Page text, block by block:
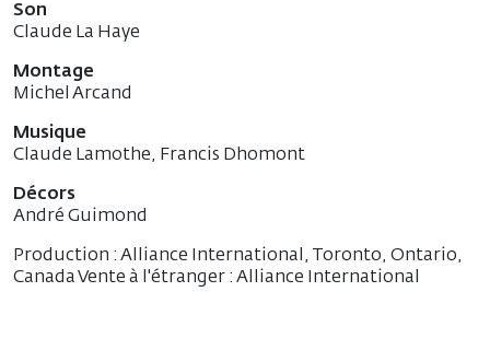
Son
Claude La Haye
Montage
Michel Arcand
Musique
Claude Lamothe, Francis Dhomont
Décors
André Guimond
Production : Alliance International, Toronto, Ontario,
Canada Vente à l'étranger : Alliance International